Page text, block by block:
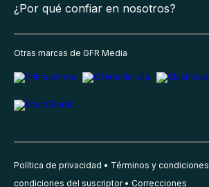
¿Por qué confiar en nosotros?
Otras marcas de GFR Media
Política de privacidad Términos y condiciones
condiciones del suscriptor
Correcciones